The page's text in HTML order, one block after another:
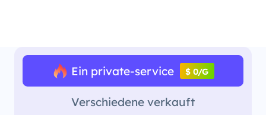
Ein private-service $ 0/G
Verschiedene verkauft